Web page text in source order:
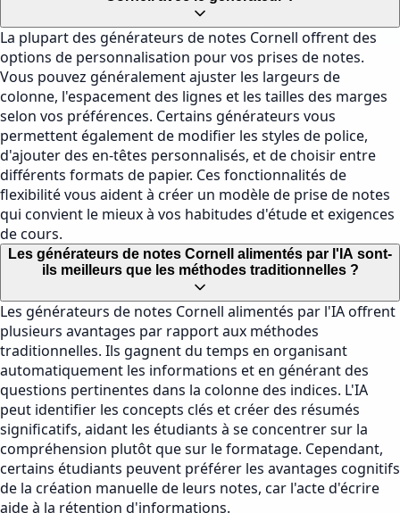
La plupart des générateurs de notes Cornell offrent des
options de personnalisation pour vos prises de notes.
Vous pouvez généralement ajuster les largeurs de
colonne, l'espacement des lignes et les tailles des marges
selon vos préférences. Certains générateurs vous
permettent également de modifier les styles de police,
d'ajouter des en-têtes personnalisés, et de choisir entre
différents formats de papier. Ces fonctionnalités de
flexibilité vous aident à créer un modèle de prise de notes
qui convient le mieux à vos habitudes d'étude et exigences
de cours.
Les générateurs de notes Cornell alimentés par l'IA sont-
ils meilleurs que les méthodes traditionnelles ?
Les générateurs de notes Cornell alimentés par l'IA offrent
plusieurs avantages par rapport aux méthodes
traditionnelles. Ils gagnent du temps en organisant
automatiquement les informations et en générant des
questions pertinentes dans la colonne des indices. L'IA
peut identifier les concepts clés et créer des résumés
significatifs, aidant les étudiants à se concentrer sur la
compréhension plutôt que sur le formatage. Cependant,
certains étudiants peuvent préférer les avantages cognitifs
de la création manuelle de leurs notes, car l'acte d'écrire
aide à la rétention d'informations.